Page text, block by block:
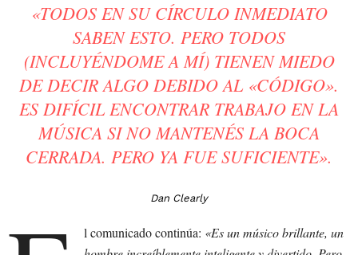
«TODOS EN SU CÍRCULO INMEDIATO
SABEN ESTO. PERO TODOS
(INCLUYÉNDOME A MÍ) TIENEN MIEDO
DE DECIR ALGO DEBIDO AL «CÓDIGO».
ES DIFÍCIL ENCONTRAR TRABAJO EN LA
MÚSICA SI NO MANTENÉS LA BOCA
CERRADA. PERO YA FUE SUFICIENTE».
Dan Clearly
l comunicado continúa: «Es un músico brillante, un